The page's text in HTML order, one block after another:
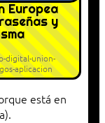
Europea
y
digital-union-
aplicacion
está en